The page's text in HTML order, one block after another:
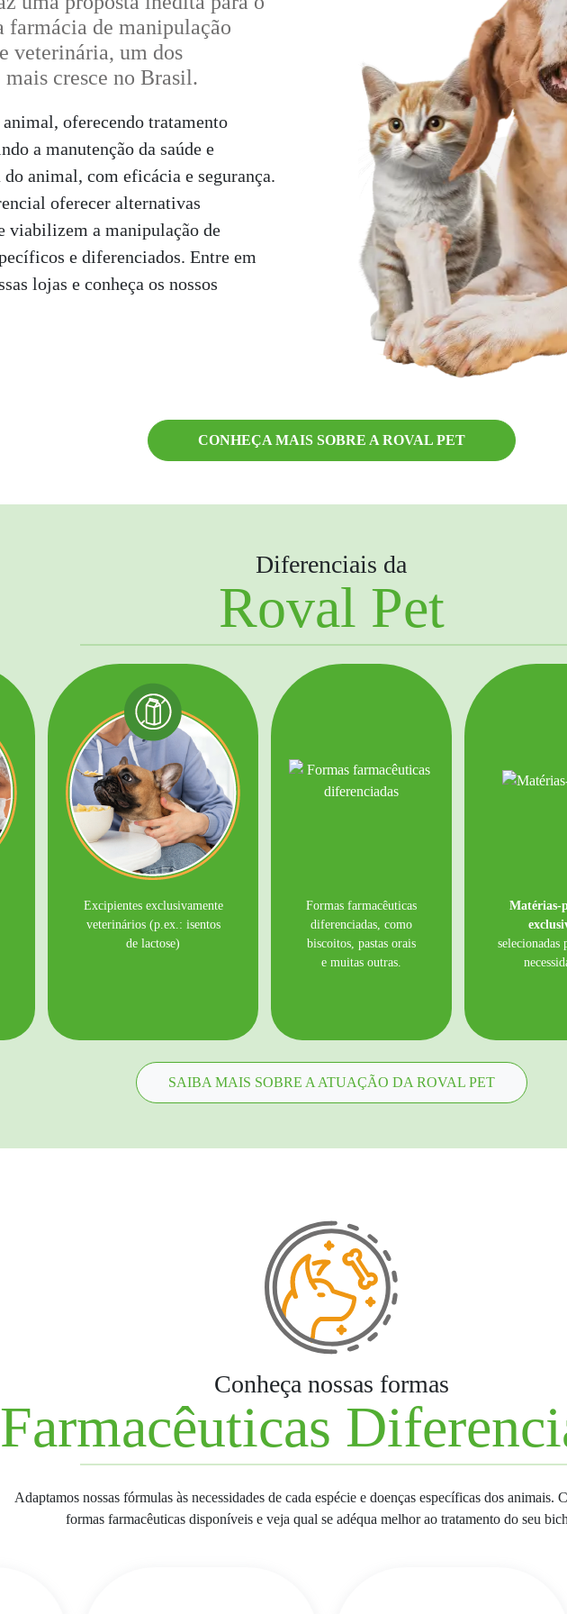
farmácia de manipulação
veterinária, um dos
mais cresce no Brasil.
animal, oferecendo tratamento
a manutenção da saúde e
animal, com eficácia e segurança.
oferecer alternativas
viabilizem a manipulação de
e diferenciados. Entre em
lojas e conheça os nossos
CONHEÇA MAIS SOBRE A ROVAL PET
Diferenciais da
Roval Pet
Excipientes exclusivamente
veterinários (p.ex.: isentos
de lactose)
Formas farmacêuticas
diferenciadas, como
biscoitos, pastas orais
e muitas outras.
Matérias-
selecionadas
SAIBA MAIS SOBRE A ATUAÇÃO DA ROVAL PET
Conheça nossas formas
Farmacêuticas
Adaptamos nossas fórmulas às necessidades de cada espécie e doenças específicas dos animais.
formas farmacêuticas disponíveis e veja qual se adéqua melhor ao tratamento do seu